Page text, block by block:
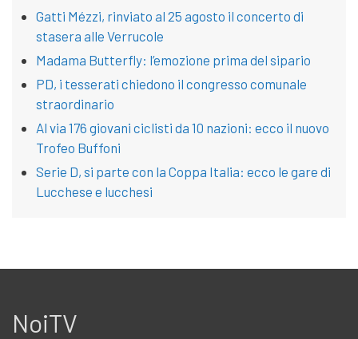
Gatti Mézzi, rinviato al 25 agosto il concerto di
stasera alle Verrucole
Madama Butterfly: l’emozione prima del sipario
PD, i tesserati chiedono il congresso comunale
straordinario
Al via 176 giovani ciclisti da 10 nazioni: ecco il nuovo
Trofeo Buffoni
Serie D, si parte con la Coppa Italia: ecco le gare di
Lucchese e lucchesi
NoiTV